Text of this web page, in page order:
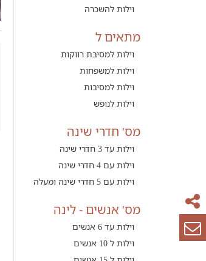
וילות להשכרה
מתאים ל
וילות למסיבת רווקות
וילות למשפחות
וילות למסיבות
וילות לנופש
מס' חדרי שינה
וילות עד 3 חדרי שינה
וילות עם 4 חדרי שינה
וילות עם 5 חדרי שינה ומעלה
מס' אנשים - לינה
וילות עד 6 אנשים
וילות ל 10 אנשים